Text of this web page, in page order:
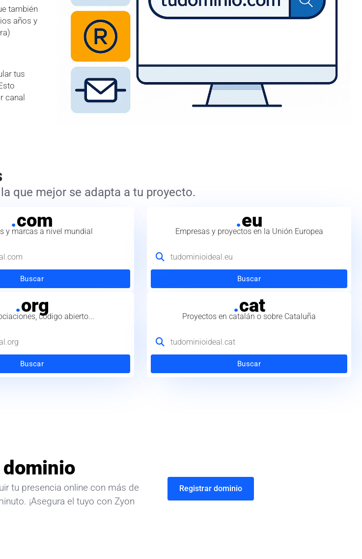
también
años y
tus
canal
que mejor se adapta a tu proyecto.
.com
y marcas a nivel mundial
Buscar
.eu
Empresas y proyectos en la Unión Europea
Buscar
.org
código abierto...
Buscar
.cat
Proyectos en catalán o sobre Cataluña
Buscar
tu presencia online con más de
¡Asegura el tuyo con Zyon
Registrar dominio